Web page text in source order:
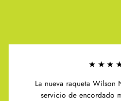
La nueva raqueta Wilson
servicio de encordado